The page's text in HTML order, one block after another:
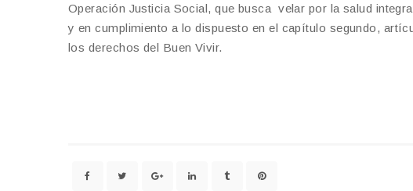
Operación Justicia Social, que busca velar por la salud
y en cumplimiento a lo dispuesto en el capítulo segundo,
los derechos del Buen Vivir.